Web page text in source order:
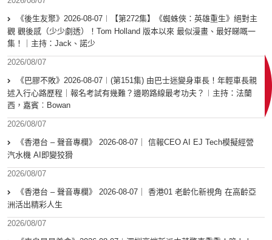
《後生友聚》2026-08-07︱【第272集】《蜘蛛俠：英雄重生》絕對主
觀 觀後感（少少劇透）！Tom Holland 版本以來 最似漫畫、最好睇嘅一
集！｜主持：Jack、諾少
2026/08/07
《巴膠不敗》2026-08-07︱(第151集) 由巴士迷變身車長！年輕車長親
述入行心路歷程｜報名考試有幾難？邊啲路線最考功夫？︱主持：法蘭
西，嘉賓︰Bowan
2026/08/07
《香港台 – 聲音專欄》 2026-08-07｜ 信報CEO AI EJ Tech模擬經營
汽水機 AI即變狡猾
2026/08/07
《香港台 – 聲音專欄》 2026-08-07｜ 香港01 老齡化新視角 在高齡亞
洲活出精彩人生
2026/08/07